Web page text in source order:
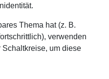
Thema hat (z. B.
verwenden
um diese